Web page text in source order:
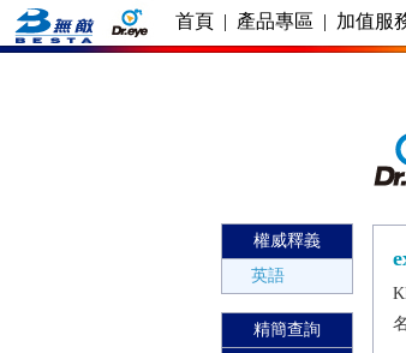
首頁 | 產品專區 | 加值服
權威釋義
英語
精簡查詢